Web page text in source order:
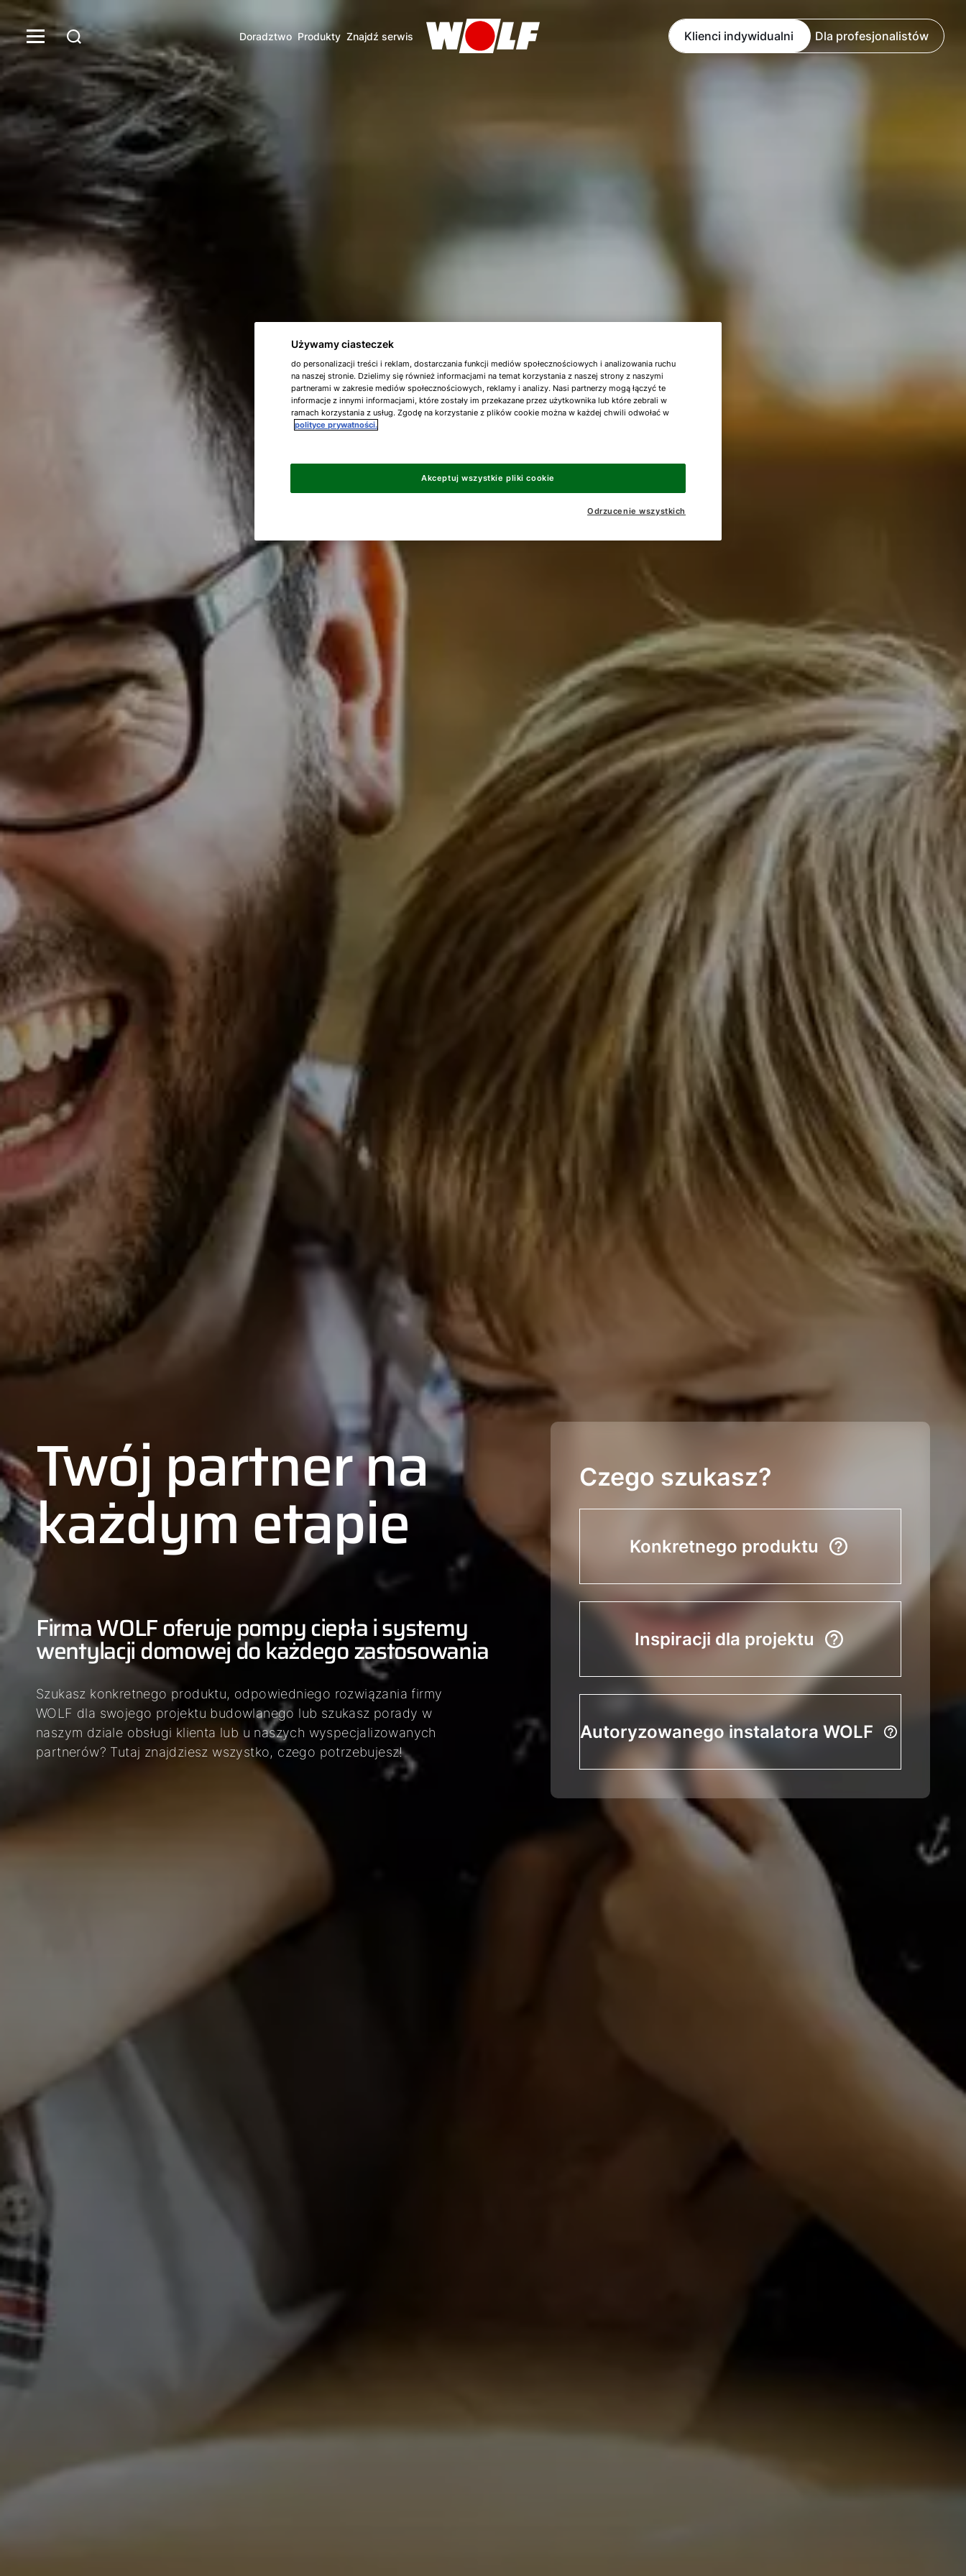
Doradztwo Produkty Znajdź serwis Klienci indywidualni Dla profesjonalistów
Twój partner na
każdym etapie
Firma WOLF oferuje pompy ciepła i systemy
wentylacji domowej do każdego zastosowania
Szukasz konkretnego produktu, odpowiedniego rozwiązania firmy
WOLF dla swojego projektu budowlanego lub szukasz porady w
naszym dziale obsługi klienta lub u naszych wyspecjalizowanych
partnerów? Tutaj znajdziesz wszystko, czego potrzebujesz!
Czego szukasz?
Konkretnego produktu
Inspiracji dla projektu
Autoryzowanego instalatora WOLF
Używamy ciasteczek
do personalizacji treści i reklam, dostarczania funkcji mediów społecznościowych i analizowania ruchu
na naszej stronie. Dzielimy się również informacjami na temat korzystania z naszej strony z naszymi
partnerami w zakresie mediów społecznościowych, reklamy i analizy. Nasi partnerzy mogą łączyć te
informacje z innymi informacjami, które zostały im przekazane przez użytkownika lub które zebrali w
ramach korzystania z usług. Zgodę na korzystanie z plików cookie można w każdej chwili odwołać w
polityce prywatności.
Odrzucenie wszystkich
Akceptuj wszystkie pliki cookie